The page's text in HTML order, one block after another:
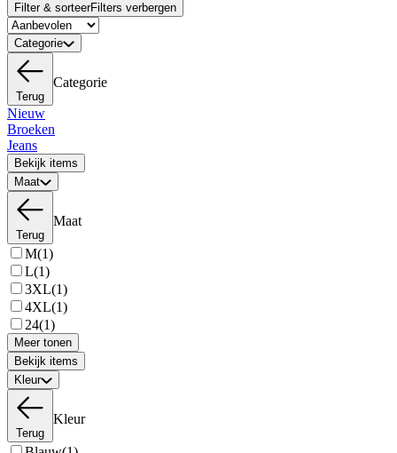
Filter & sorteerFilters verbergen
Categorie
Terug
Categorie
Nieuw
Broeken
Jeans
Bekijk items
Maat
Terug
Maat
M(1)
L(1)
3XL(1)
4XL(1)
24(1)
Meer tonen
Bekijk items
Kleur
Terug
Kleur